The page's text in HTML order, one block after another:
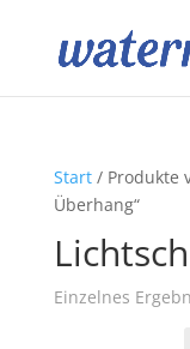
Start/ Produkte
Überhang“
Einzelnes